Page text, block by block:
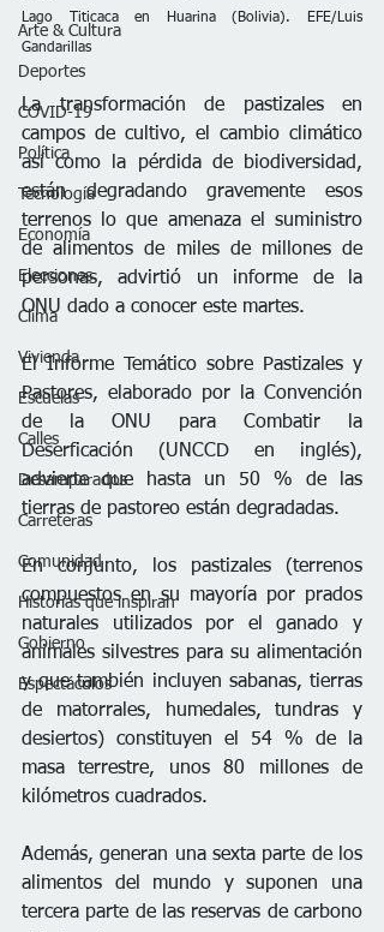
Arte & Cultura
Deportes
COVID-19
Política
Tecnología
Economía
Elecciones
Clima
Vivienda
Escuelas
Calles
Desamparados
Carreteras
Comunidad
Historias que inspiran
Gobierno
Espectáculos
Lago Titicaca en Huarina (Bolivia). EFE/Luis
Gandarillas
La transformación de pastizales en
campos de cultivo, el cambio climático
así como la pérdida de biodiversidad,
están degradando gravemente esos
terrenos lo que amenaza el suministro
de alimentos de miles de millones de
personas, advirtió un informe de la
ONU dado a conocer este martes.
El Informe Temático sobre Pastizales y
Pastores, elaborado por la Convención
de la ONU para Combatir la
Deserficación (UNCCD en inglés),
advierte que hasta un 50 % de las
tierras de pastoreo están degradadas.
En conjunto, los pastizales (terrenos
compuestos en su mayoría por prados
naturales utilizados por el ganado y
animales silvestres para su alimentación
y que también incluyen sabanas, tierras
de matorrales, humedales, tundras y
desiertos) constituyen el 54 % de la
masa terrestre, unos 80 millones de
kilómetros cuadrados.
Además, generan una sexta parte de los
alimentos del mundo y suponen una
tercera parte de las reservas de carbono